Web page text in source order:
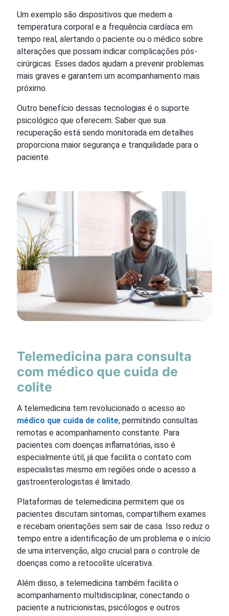
Um exemplo são dispositivos que medem a
temperatura corporal e a frequência cardíaca em
tempo real, alertando o paciente ou o médico sobre
alterações que possam indicar complicações pós-
cirúrgicas. Esses dados ajudam a prevenir problemas
mais graves e garantem um acompanhamento mais
próximo.
Outro benefício dessas tecnologias é o suporte
psicológico que oferecem. Saber que sua
recuperação está sendo monitorada em detalhes
proporciona maior segurança e tranquilidade para o
paciente.
Telemedicina para consulta
com médico que cuida de
colite
A telemedicina tem revolucionado o acesso ao
médico que cuida de colite, permitindo consultas
remotas e acompanhamento constante. Para
pacientes com doenças inflamatórias, isso é
especialmente útil, já que facilita o contato com
especialistas mesmo em regiões onde o acesso a
gastroenterologistas é limitado.
Plataformas de telemedicina permitem que os
pacientes discutam sintomas, compartilhem exames
e recebam orientações sem sair de casa. Isso reduz o
tempo entre a identificação de um problema e o início
de uma intervenção, algo crucial para o controle de
doenças como a retocolite ulcerativa.
Além disso, a telemedicina também facilita o
acompanhamento multidisciplinar, conectando o
paciente a nutricionistas, psicólogos e outros